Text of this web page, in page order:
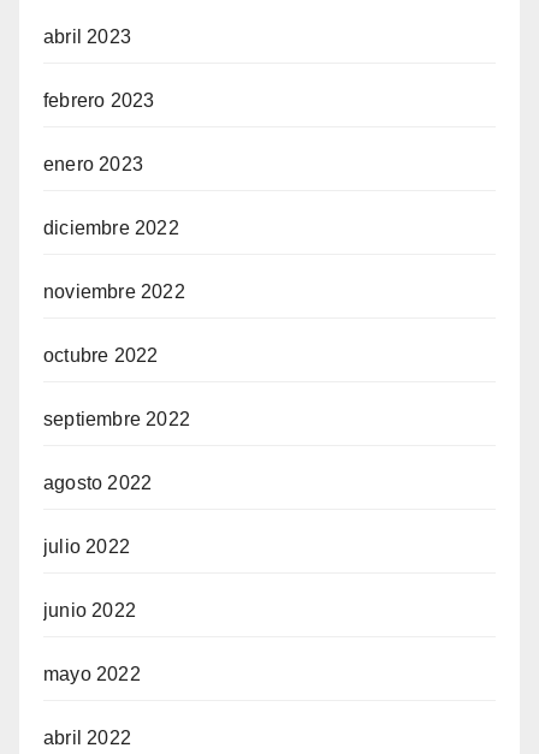
abril 2023
febrero 2023
enero 2023
diciembre 2022
noviembre 2022
octubre 2022
septiembre 2022
agosto 2022
julio 2022
junio 2022
mayo 2022
abril 2022